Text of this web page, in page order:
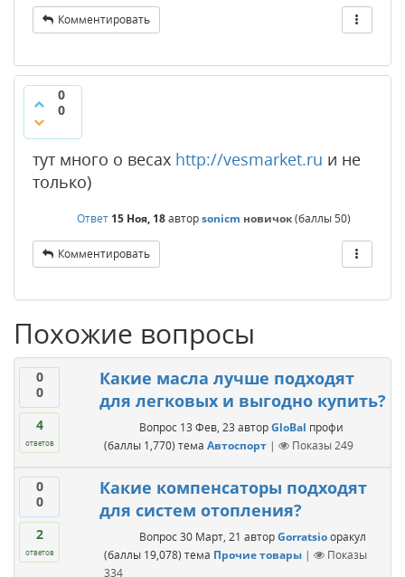
Комментировать
0
0
тут много о весах http://vesmarket.ru и не
только)
Ответ 15 Ноя, 18авторsonicm новичок(баллы50)
Комментировать
Похожие вопросы
0
0
4
ответов
Какие масла лучше подходят
для легковых и выгодно купить?
Вопрос 13 Фев, 23 авторGloBal профи
(баллы 1,770) тема Автоспорт | Показы249
0
0
2
ответов
Какие компенсаторы подходят
для систем отопления?
Вопрос 30 Март, 21 авторGorratsio оракул
(баллы 19,078) тема Прочие товары |
Показы
334